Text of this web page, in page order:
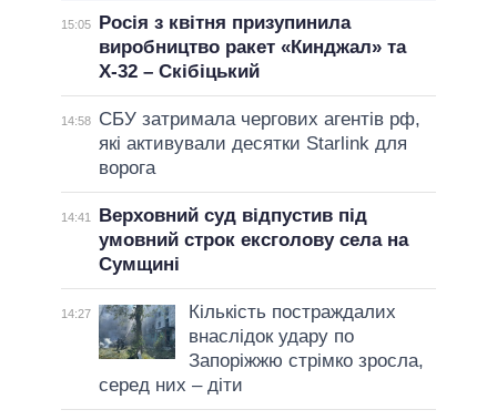
15:05
Росія з квітня призупинила
виробництво ракет «Кинджал» та
Х-32 – Скібіцький
14:58
СБУ затримала чергових агентів рф,
які активували десятки Starlink для
ворога
14:41
Верховний суд відпустив під
умовний строк ексголову села на
Сумщині
14:27
Кількість постраждалих
внаслідок удару по
Запоріжжю стрімко зросла,
серед них – діти